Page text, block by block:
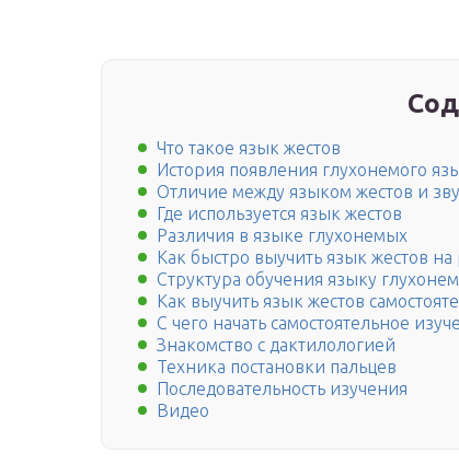
Что такое язык жестов
История появления глухонемого
Отличие между языком жестов и
Где используется язык жестов
Различия в языке глухонемых
Как быстро выучить язык жестов на
Структура обучения языку
Как выучить язык жестов
С чего начать самостоятельное
Знакомство с дактилологией
Техника постановки пальцев
Последовательность изучения
Видео